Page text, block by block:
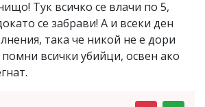
Тук всичко се влачи по 5,
се забрави! А и всеки ден
така че никой не е дори
помни всички убийци, освен ако